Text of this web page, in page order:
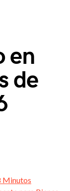
en
de
Minutos